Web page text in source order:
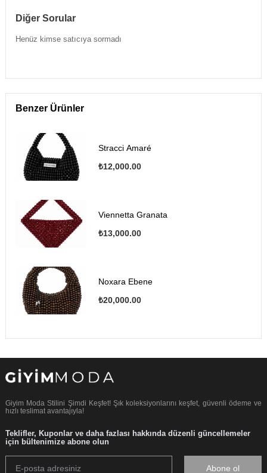
Diğer Sorular
Henüz kimse satıcıya sormadı
Benzer Ürünler
Stracci Amaré
₺12,000.00
Viennetta Granata
₺13,000.00
Noxara Ebene
₺20,000.00
Giyim Moda Stilini Şimdi Keşfet! Şık koleksiyonlarını keşfet, güvenli ödeme ve
hızlı teslimat avantajıyla!
Teklifler, Kuponlar ve daha fazlası hakkında düzenli güncellemeler
için bültenimize abone olun
Abone ol